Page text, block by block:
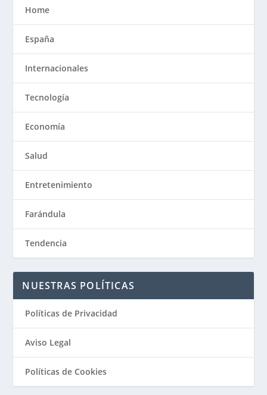
Home
España
Internacionales
Tecnología
Economía
Salud
Entretenimiento
Farándula
Tendencia
NUESTRAS POLÍTICAS
Políticas de Privacidad
Aviso Legal
Políticas de Cookies